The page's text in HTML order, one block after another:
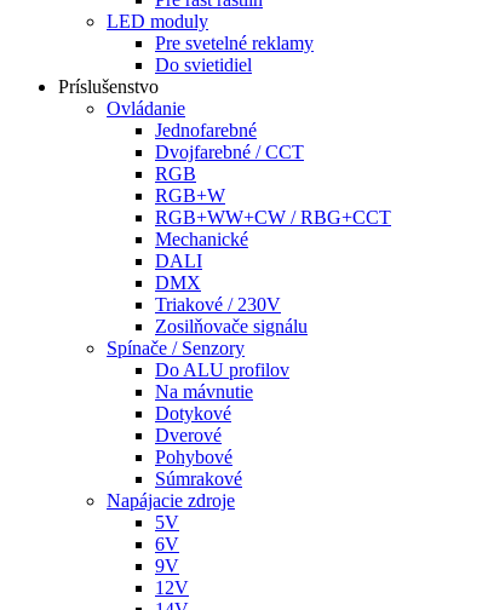
LED moduly
Pre svetelné reklamy
Do svietidiel
Príslušenstvo
Ovládanie
Jednofarebné
Dvojfarebné / CCT
RGB
RGB+W
RGB+WW+CW / RBG+CCT
Mechanické
DALI
DMX
Triakové / 230V
Zosilňovače signálu
Spínače / Senzory
Do ALU profilov
Na mávnutie
Dotykové
Dverové
Pohybové
Súmrakové
Napájacie zdroje
5V
6V
9V
12V